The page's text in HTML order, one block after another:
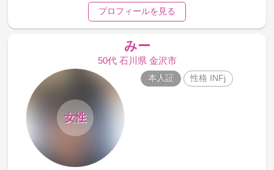
プロフィールを見る
みー
50代 石川県 金沢市
女性
本人証 性格 INFj